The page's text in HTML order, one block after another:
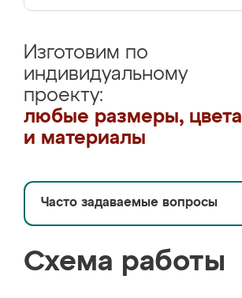
Изготовим по
индивидуальному
проекту:
любые размеры, цвета
и материалы
Часто задаваемые вопросы
Схема работы